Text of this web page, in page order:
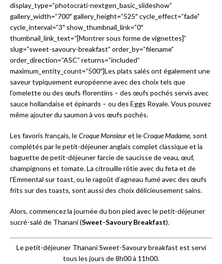
display_type=”photocrati-nextgen_basic_slideshow”
gallery_width=”700″ gallery_height=”525″ cycle_effect=”fade”
cycle_interval=”3″ show_thumbnail_link=”0″
thumbnail_link_text=”[Montrer sous forme de vignettes]”
slug=”sweet-savoury-breakfast” order_by=”filename”
order_direction=”ASC” returns=”included”
maximum_entity_count=”500″]Les plats salés ont également une
saveur typiquement européenne avec des choix tels que
l’omelette ou des œufs florentins – des œufs pochés servis avec
sauce hollandaise et épinards – ou des Eggs Royale. Vous pouvez
même ajouter du saumon à vos œufs pochés.
Les favoris français, leCroque Monsieuret leCroque Madame, sont
complétés par le petit-déjeuner anglais complet classique et la
baguette de petit-déjeuner farcie de saucisse de veau, œuf,
champignons et tomate. La citrouille rôtie avec du feta et de
l’Emmental sur toast, ou le ragoût d’agneau fumé avec des œufs
frits sur des toasts, sont aussi des choix délicieusement sains.
Alors, commencez la journée du bon pied avec le petit-déjeuner
sucré-salé de Thanani (Sweet-Savoury Breakfast).
Le petit-déjeuner Thanani Sweet-Savoury breakfast est servi
tous les jours de 8h00 à 11h00.